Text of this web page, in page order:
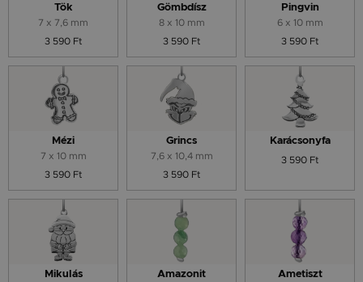
Tök
7 x 7,6 mm
3 590 Ft
Gömbdísz
8 x 10 mm
3 590 Ft
Pingvin
6 x 10 mm
3 590 Ft
Mézi
7 x 10 mm
3 590 Ft
Grincs
7,6 x 10,4 mm
3 590 Ft
Karácsonyfa
3 590 Ft
Mikulás Amazonit Ametiszt